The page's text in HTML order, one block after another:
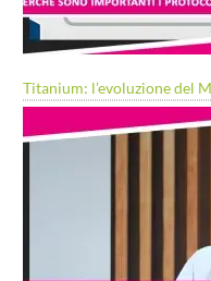
Titanium: l’evoluzione del